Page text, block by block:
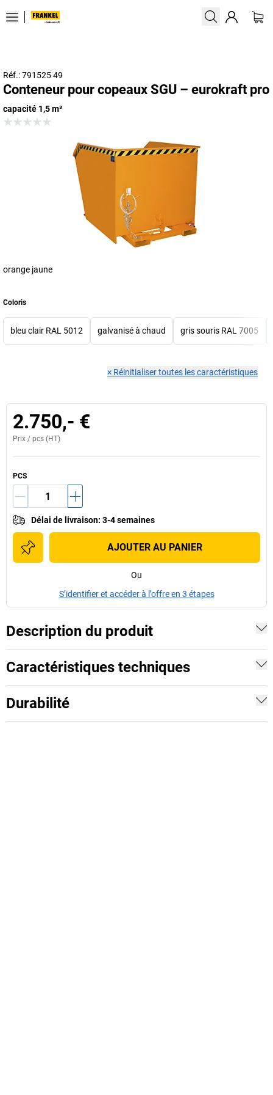
Réf.: 791525 49
Conteneur pour copeaux SGU – eurokraft pro
capacité 1,5 m³
orange jaune
Coloris
bleu clair RAL 5012 galvanisé à chaud gris souris RAL 7005
× Réinitialiser toutes les caractéristiques
2.750,- €
Prix / pcs (HT)
PCS
Délai de livraison: 3-4 semaines
AJOUTER AU PANIER
Ou
S’identifier et accéder à l’offre en 3 étapes
Description du produit
Caractéristiques techniques
Durabilité